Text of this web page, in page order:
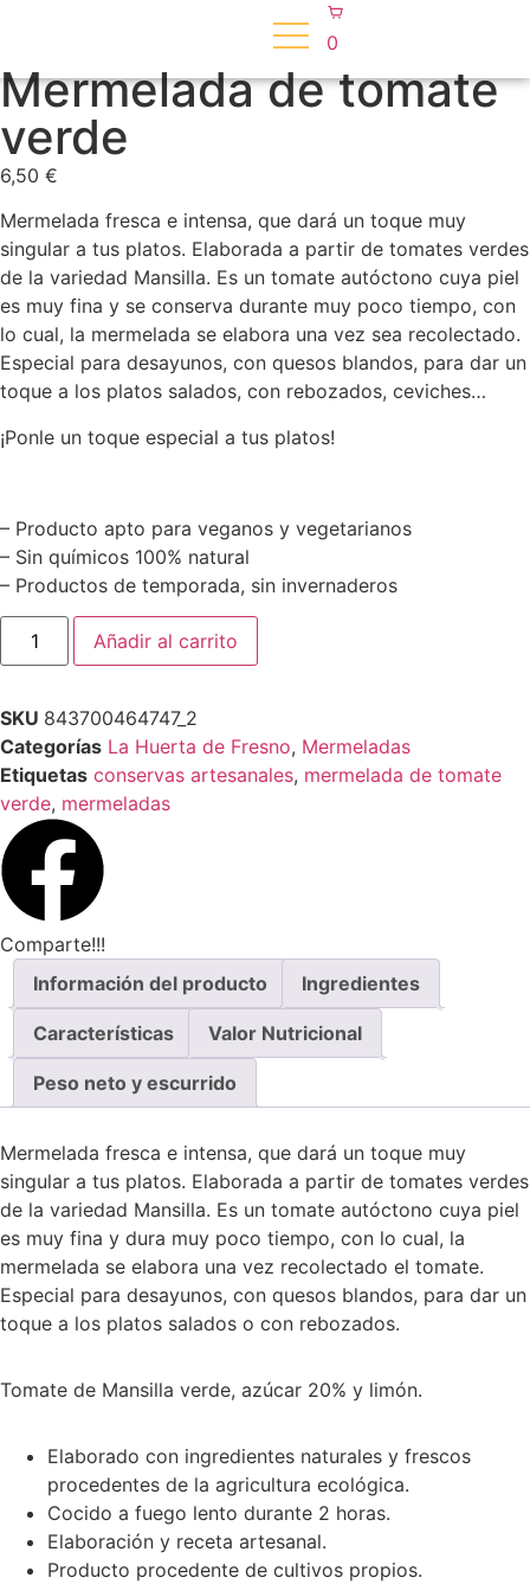
0
Mermelada de tomate
verde
6,50 €
Mermelada fresca e intensa, que dará un toque muy
singular a tus platos. Elaborada a partir de tomates verdes
de la variedad Mansilla. Es un tomate autóctono cuya piel
es muy fina y se conserva durante muy poco tiempo, con
lo cual, la mermelada se elabora una vez sea recolectado.
Especial para desayunos, con quesos blandos, para dar un
toque a los platos salados, con rebozados, ceviches…
¡Ponle un toque especial a tus platos!
– Producto apto para veganos y vegetarianos
– Sin químicos 100% natural
– Productos de temporada, sin invernaderos
Añadir al carrito
SKU 843700464747_2
Categorías La Huerta de Fresno, Mermeladas
Etiquetas conservas artesanales, mermelada de tomate
verde, mermeladas
Comparte!!!
Información del producto
Ingredientes
Características Valor Nutricional
Peso neto y escurrido
Mermelada fresca e intensa, que dará un toque muy
singular a tus platos. Elaborada a partir de tomates verdes
de la variedad Mansilla. Es un tomate autóctono cuya piel
es muy fina y dura muy poco tiempo, con lo cual, la
mermelada se elabora una vez recolectado el tomate.
Especial para desayunos, con quesos blandos, para dar un
toque a los platos salados o con rebozados.
Tomate de Mansilla verde, azúcar 20% y limón.
Elaborado con ingredientes naturales y frescos
procedentes de la agricultura ecológica.
Cocido a fuego lento durante 2 horas.
Elaboración y receta artesanal.
Producto procedente de cultivos propios.